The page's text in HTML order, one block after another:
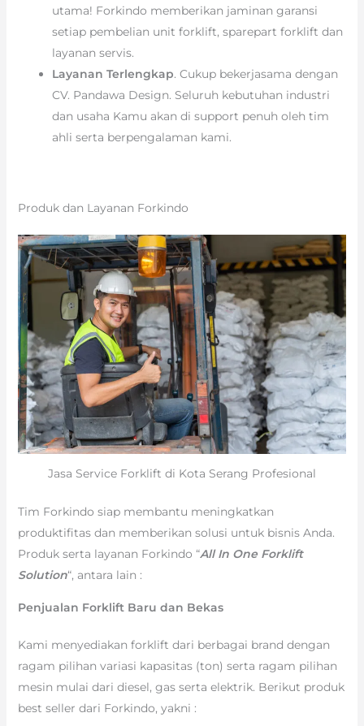
utama! Forkindo memberikan jaminan garansi
setiap pembelian unit forklift, sparepart forklift dan
layanan servis.
Layanan Terlengkap. Cukup bekerjasama dengan
CV. Pandawa Design. Seluruh kebutuhan industri
dan usaha Kamu akan di support penuh oleh tim
ahli serta berpengalaman kami.
Produk dan Layanan Forkindo
Jasa Service Forklift di Kota Serang Profesional
Tim Forkindo siap membantu meningkatkan
produktifitas dan memberikan solusi untuk bisnis Anda.
Produk serta layanan Forkindo “All In One Forklift
Solution“, antara lain :
Penjualan Forklift Baru dan Bekas
Kami menyediakan forklift dari berbagai brand dengan
ragam pilihan variasi kapasitas (ton) serta ragam pilihan
mesin mulai dari diesel, gas serta elektrik. Berikut produk
best seller dari Forkindo, yakni :